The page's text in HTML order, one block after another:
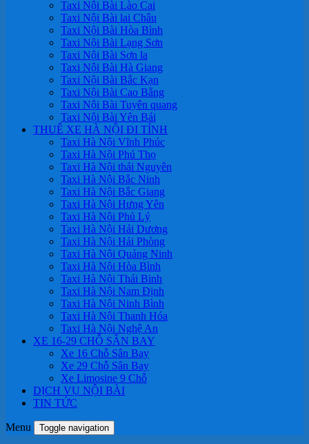
Taxi Nội Bài Lào Cai
Taxi Nội Bài lai Châu
Taxi Nội Bài Hòa Bình
Taxi Nội Bài Lạng Sơn
Taxi Nội Bài Sơn la
Taxi Nội Bài Hà Giang
Taxi Nội Bài Bắc Kạn
Taxi Nội Bài Cao Bằng
Taxi Nội Bài Tuyên quang
Taxi Nội Bài Yên Bái
THUÊ XE HÀ NỘI ĐI TỈNH
Taxi Hà Nội Vĩnh Phúc
Taxi Hà Nội Phú Thọ
Taxi Hà Nội thái Nguyên
Taxi Hà Nội Bắc Ninh
Taxi Hà Nội Bắc Giang
Taxi Hà Nội Hưng Yên
Taxi Hà Nội Phủ Lý
Taxi Hà Nội Hải Dương
Taxi Hà Nội Hải Phòng
Taxi Hà Nội Quảng Ninh
Taxi Hà Nội Hòa Bình
Taxi Hà Nội Thái Binh
Taxi Hà Nội Nam Định
Taxi Hà Nội Ninh Bình
Taxi Hà Nội Thanh Hóa
Taxi Hà Nội Nghệ An
XE 16-29 CHỖ SÂN BAY
Xe 16 Chỗ Sân Bay
Xe 29 Chỗ Sân Bay
Xe Limosine 9 Chỗ
DỊCH VỤ NỘI BÀI
TIN TỨC
Menu Toggle navigation